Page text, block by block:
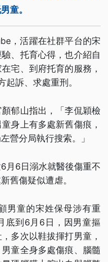
童。
，活躍在社群平台的宋
、托育心得，也介紹自
宅、到府托育的服務，
訴、求處重刑。
郁山指出，「李侃穎檢
身上有多處新舊傷痕，
營分局執行搜索。」
月6日溺水就醫後傷重不
舊傷疑似遭虐。
男童的宋姓保母涉有重
底到6月6日，因男童摳
多次以鞋拔揮打男童，
童全身多處傷痕、腦髓